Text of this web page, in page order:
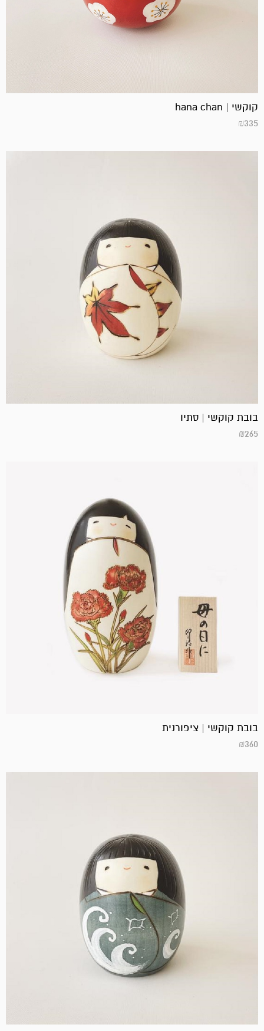
קוקשי | hana chan
₪335
בובת קוקשי | סתיו
₪265
בובת קוקשי | ציפורנית
₪360